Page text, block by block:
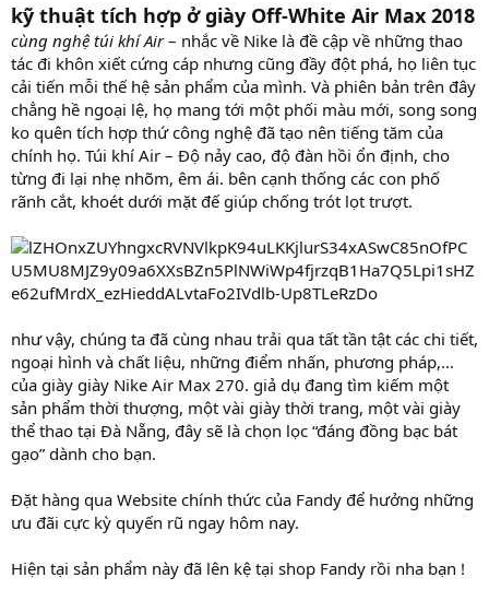
kỹ thuật tích hợp ở giày Off-White Air Max 2018
cùng nghệ túi khí Air– nhắc về Nike là đề cập về những thao
tác đi khôn xiết cứng cáp nhưng cũng đầy đột phá, họ liên tục
cải tiến mỗi thế hệ sản phẩm của mình. Và phiên bản trên đây
chẳng hề ngoại lệ, họ mang tới một phối màu mới, song song
ko quên tích hợp thứ công nghệ đã tạo nên tiếng tăm của
chính họ. Túi khí Air – Độ nảy cao, độ đàn hồi ổn định, cho
từng đi lại nhẹ nhõm, êm ái. bên cạnh thống các con phố
rãnh cắt, khoét dưới mặt đế giúp chống trót lọt trượt.
như vậy, chúng ta đã cùng nhau trải qua tất tần tật các chi tiết,
ngoại hình và chất liệu, những điểm nhấn, phương pháp,…
của giày giày Nike Air Max 270. giả dụ đang tìm kiếm một
sản phẩm thời thượng, một vài giày thời trang, một vài giày
thể thao tại Đà Nẵng, đây sẽ là chọn lọc “đáng đồng bạc bát
gạo” dành cho bạn.
Đặt hàng qua Website chính thức của Fandy để hưởng những
ưu đãi cực kỳ quyến rũ ngay hôm nay.
Hiện tại sản phẩm này đã lên kệ tại shop Fandy rồi nha bạn !